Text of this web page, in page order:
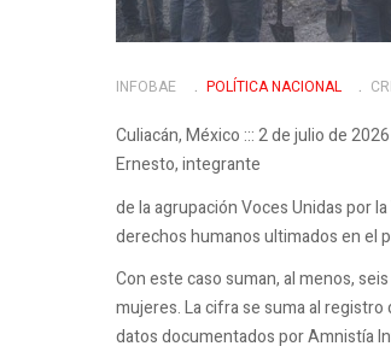
INFOBAE POLÍ­TICA NACIONAL
Culiacán, México ::: 2 de julio de
Ernesto, integrante
de la agrupación Voces Unidas por
derechos humanos ultimados en el
Con este caso suman, al menos,
mujeres. La cifra se suma al
datos documentados por Amnistía